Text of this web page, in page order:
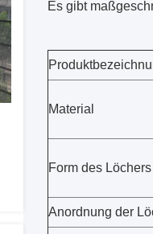
Es gibt
Material
Form des Löchers
Anordnung der